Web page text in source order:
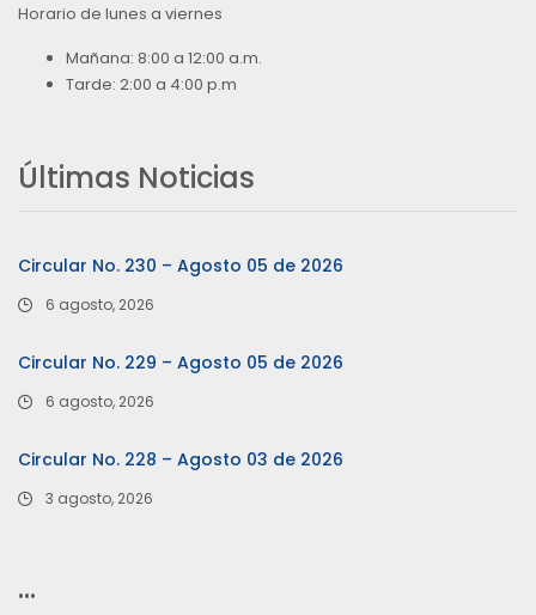
Horario de lunes a viernes
Mañana: 8:00 a 12:00 a.m.
Tarde: 2:00 a 4:00 p.m
Últimas Noticias
Circular No. 230 – Agosto 05 de 2026
6 agosto, 2026
Circular No. 229 – Agosto 05 de 2026
6 agosto, 2026
Circular No. 228 – Agosto 03 de 2026
3 agosto, 2026
…